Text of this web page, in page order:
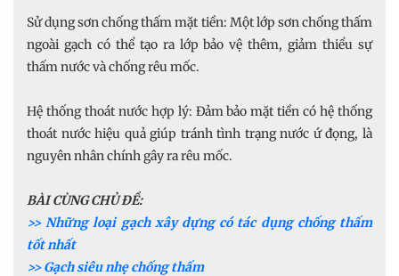
Sử dụng sơn chống thấm mặt tiền: Một lớp sơn chống thấm
ngoài gạch có thể tạo ra lớp bảo vệ thêm, giảm thiểu sự
thấm nước và chống rêu mốc.
Hệ thống thoát nước hợp lý: Đảm bảo mặt tiền có hệ thống
thoát nước hiệu quả giúp tránh tình trạng nước ứ đọng, là
nguyên nhân chính gây ra rêu mốc.
BÀI CÙNG CHỦ ĐỀ:
>> Những loại gạch xây dựng có tác dụng chống thấm
tốt nhất
>> Gạch siêu nhẹ chống thấm